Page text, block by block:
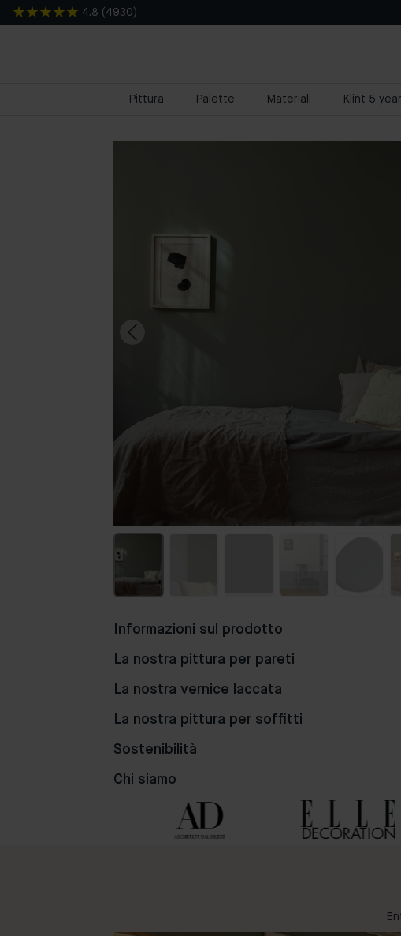
4.8 ( 4930 )
Pittura Palette Materiali Klint 5
81 98
Informazioni sul prodotto
La nostra pittura per pareti
La nostra vernice laccata
La nostra pittura per soffitti
Sostenibilità
Chi siamo